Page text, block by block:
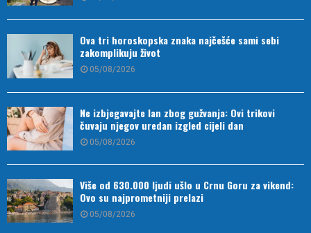
Ova tri horoskopska znaka najčešće sami sebi
zakomplikuju život
05/08/2026
Ne izbjegavajte lan zbog gužvanja: Ovi trikovi
čuvaju njegov uredan izgled cijeli dan
05/08/2026
Više od 630.000 ljudi ušlo u Crnu Goru za vikend:
Ovo su najprometniji prelazi
05/08/2026